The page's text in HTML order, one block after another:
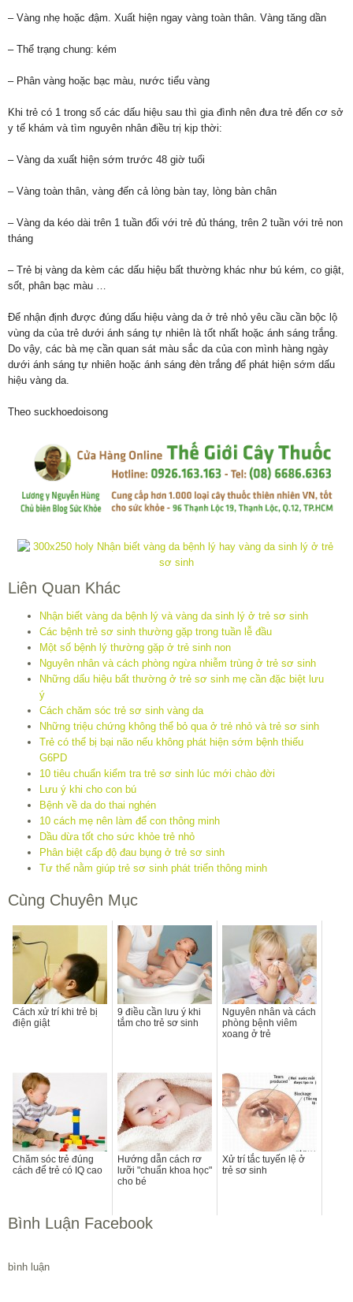
– Vàng nhẹ hoặc đậm. Xuất hiện ngay vàng toàn thân. Vàng tăng dần
– Thể trạng chung: kém
– Phân vàng hoặc bạc màu, nước tiểu vàng
Khi trẻ có 1 trong số các dấu hiệu sau thì gia đình nên đưa trẻ đến cơ sở
y tế khám và tìm nguyên nhân điều trị kịp thời:
– Vàng da xuất hiện sớm trước 48 giờ tuổi
– Vàng toàn thân, vàng đến cả lòng bàn tay, lòng bàn chân
– Vàng da kéo dài trên 1 tuần đối với trẻ đủ tháng, trên 2 tuần với trẻ non
tháng
– Trẻ bị vàng da kèm các dấu hiệu bất thường khác như bú kém, co giật,
sốt, phân bạc màu …
Để nhận định được đúng dấu hiệu vàng da ở trẻ nhỏ yêu cầu cần bộc lộ
vùng da của trẻ dưới ánh sáng tự nhiên là tốt nhất hoặc ánh sáng trắng.
Do vậy, các bà mẹ cần quan sát màu sắc da của con mình hàng ngày
dưới ánh sáng tự nhiên hoặc ánh sáng đèn trắng để phát hiện sớm dấu
hiệu vàng da.
Theo suckhoedoisong
Liên Quan Khác
Nhận biết vàng da bệnh lý và vàng da sinh lý ở trẻ sơ sinh
Các bệnh trẻ sơ sinh thường gặp trong tuần lễ đầu
Một số bệnh lý thường gặp ở trẻ sinh non
Nguyên nhân và cách phòng ngừa nhiễm trùng ở trẻ sơ sinh
Những dấu hiệu bất thường ở trẻ sơ sinh mẹ cần đặc biệt lưu
ý
Cách chăm sóc trẻ sơ sinh vàng da
Những triệu chứng không thể bỏ qua ở trẻ nhỏ và trẻ sơ sinh
Trẻ có thể bị bại não nếu không phát hiện sớm bệnh thiếu
G6PD
10 tiêu chuẩn kiểm tra trẻ sơ sinh lúc mới chào đời
Lưu ý khi cho con bú
Bệnh về da do thai nghén
10 cách mẹ nên làm để con thông minh
Dầu dừa tốt cho sức khỏe trẻ nhỏ
Phân biệt cấp độ đau bụng ở trẻ sơ sinh
Tư thế nằm giúp trẻ sơ sinh phát triển thông minh
Cùng Chuyên Mục
Cách xử trí khi trẻ bị
điện giật
9 điều cần lưu ý khi
tắm cho trẻ sơ sinh
Nguyên nhân và cách
phòng bệnh viêm
xoang ở trẻ
Chăm sóc trẻ đúng
cách để trẻ có IQ cao
Hướng dẫn cách rơ
lưỡi "chuẩn khoa học"
cho bé
Xử trí tắc tuyến lệ ở
trẻ sơ sinh
Bình Luận Facebook
bình luận